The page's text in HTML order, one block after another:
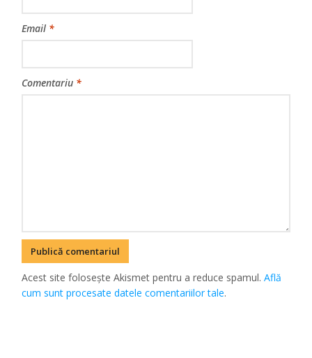
Email *
Comentariu *
Acest site folosește Akismet pentru a reduce spamul.Află
cum sunt procesate datele comentariilor tale.